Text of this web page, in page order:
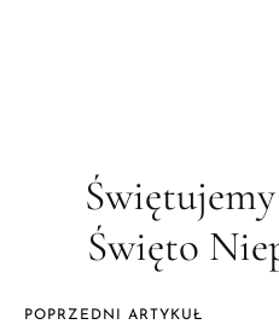
Święto
POPRZEDNI ARTYKUŁ